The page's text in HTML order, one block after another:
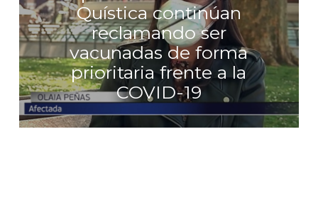
Quística continúan
reclamando ser
vacunadas de forma
prioritaria frente a la
COVID-19